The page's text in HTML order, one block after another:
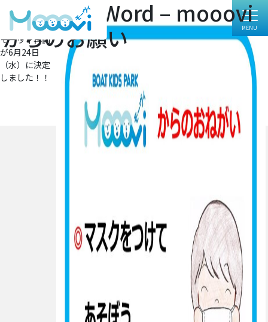
Microsoft Word – mooovi
からのお願い
ル
サ
イ
ズ
投
稿
ナ
ビ
投稿:
モーヴィ再開
が6月24日
（水）に決定
しました！！